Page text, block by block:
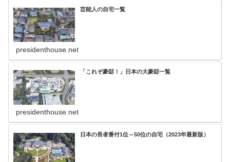
芸能人の自宅一覧
presidenthouse.net
「これぞ豪邸！」日本の大豪邸一覧
presidenthouse.net
日本の長者番付1位～50位の自宅（2023年最新版）